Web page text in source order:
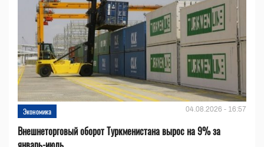
Экономика 04.08.2026 - 16:57
Внешнеторговый оборот Туркменистана вырос на 9% за